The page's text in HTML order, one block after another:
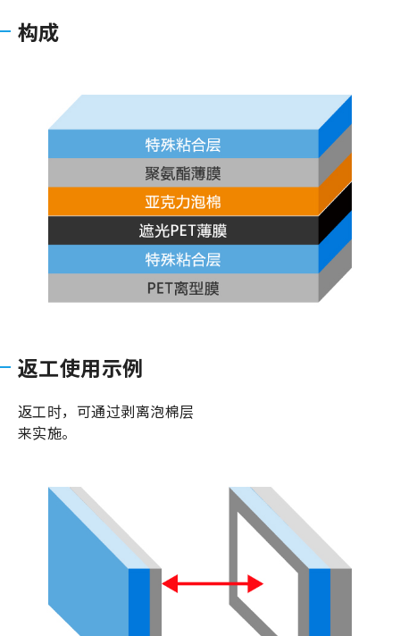
构成
返工使用示例
返工时，可通过剥离泡棉层
来实施。